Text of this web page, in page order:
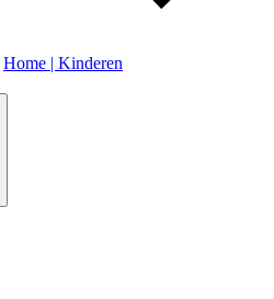
Home | Kinderen